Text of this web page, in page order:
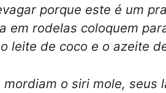
porque este é um
em rodelas coloquem
leite de coco e o azeite
mordiam o siri mole,